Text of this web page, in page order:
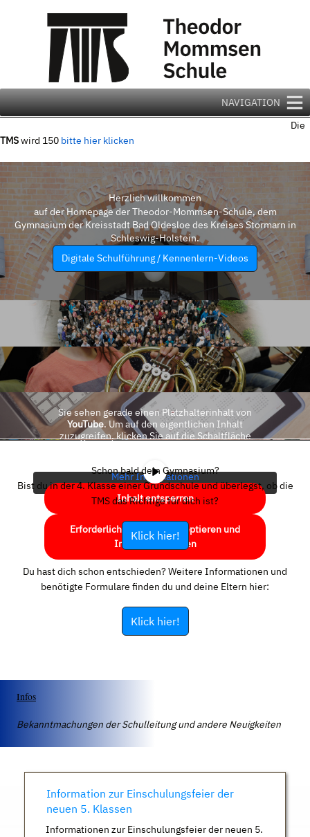
NAVIGATION
Die
TMSwird 150 bitte hier klicken
Herzlich willkommen
auf der Homepage der Theodor-Mommsen-Schule, dem
Gymnasium der Kreisstadt Bad Oldesloe des Kreises Stormarn in
Schleswig-Holstein.
Digitale Schulführung / Kennenlern-Videos
Sie sehen gerade einen Platzhalterinhalt von
YouTube. Um auf den eigentlichen Inhalt
zuzugreifen, klicken Sie auf die Schaltfläche
Mehr Informationen
Inhalt entsperren
Erforderlichen Service akzeptieren und
Inhalte entsperren
Schon bald dein Gymnasium?
Bist du in der 4. Klasse einer Grundschule und überlegst, ob die
TMS das Richtige für dich ist?
Klick hier!
Du hast dich schon entschieden? Weitere Informationen und
benötigte Formulare finden du und deine Eltern hier:
Klick hier!
Infos
Bekanntmachungen der Schulleitung und andere Neuigkeiten
Information zur Einschulungsfeier der
neuen 5. Klassen
Informationen zur Einschulungsfeier der neuen 5.